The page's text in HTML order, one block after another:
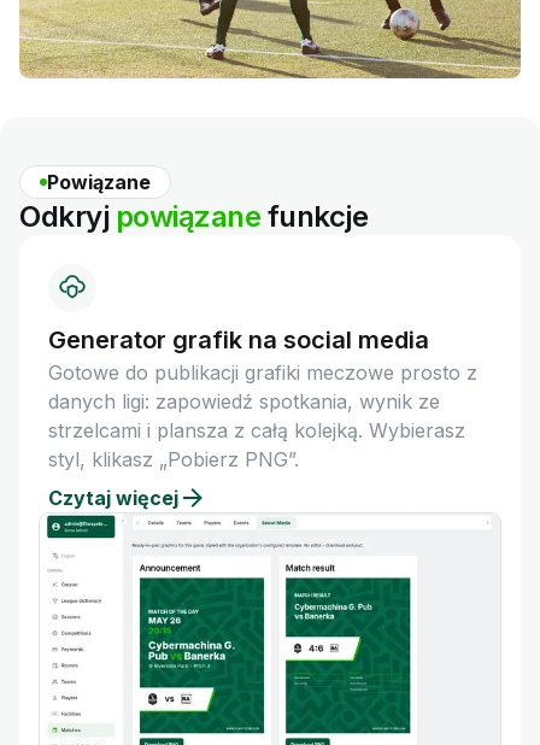
Powiązane
Odkryj powiązane funkcje
Generator grafik na social media
Gotowe do publikacji grafiki meczowe prosto z
danych ligi: zapowiedź spotkania, wynik ze
strzelcami i plansza z całą kolejką. Wybierasz
styl, klikasz „Pobierz PNG”.
Czytaj więcej